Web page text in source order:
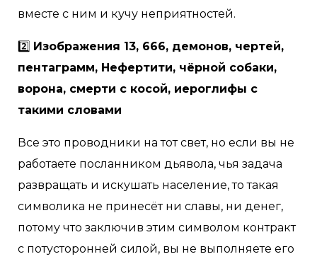
вместе с ним и кучу неприятностей.
2️⃣ Изображения 13, 666, демонов, чертей,
пентаграмм, Нефертити, чёрной собаки,
ворона, смерти с косой, иероглифы с
такими словами
Все это проводники на тот свет, но если вы не
работаете посланником дьявола, чья задача
развращать и искушать население, то такая
символика не принесёт ни славы, ни денег,
потому что заключив этим символом контракт
с потусторонней силой, вы не выполняете его